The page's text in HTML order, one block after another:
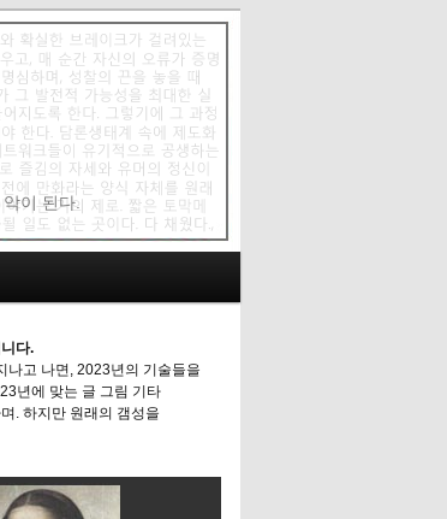
이 된다.
다.
나고 나면, 2023년의 기술들을
년에 맞는 글 그림 기타
. 하지만 원래의 갬성을